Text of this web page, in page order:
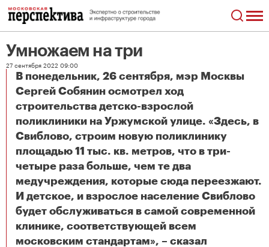
Умножаем на три
27 сентября 2022 09:00
В понедельник, 26 сентября, мэр Москвы
Сергей Собянин осмотрел ход
строительства детско-взрослой
поликлиники на Уржумской улице. «Здесь, в
Свиблово, строим новую поликлинику
площадью 11 тыс. кв. метров, что в три-
четыре раза больше, чем те два
медучреждения, которые сюда переезжают.
И детское, и взрослое население Свиблово
будет обслуживаться в самой современной
клинике, соответствующей всем
московским стандартам», – сказал